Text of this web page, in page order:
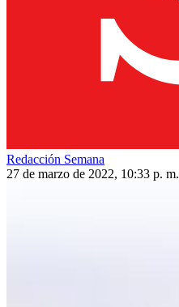
Redacción Semana
27 de marzo de 2022, 10:33 p. m.